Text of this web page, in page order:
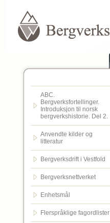
ABC.
Bergverksfortellinger.
Introduksjon til norsk
bergverkshistorie. Del 2.
Anvendte kilder og
litteratur
Bergverksdrift i Vestfold
Bergverksnettverket
Enhetsmål
Flerspråklige fagordlister